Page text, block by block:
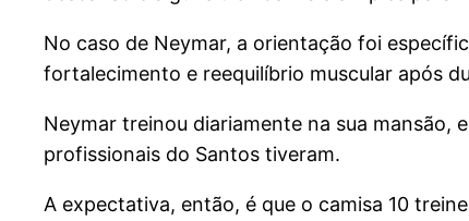
No caso de Neymar, a orientação foi
fortalecimento e reequilíbrio muscular após
Neymar treinou diariamente na sua mansão,
profissionais do Santos tiveram.
A expectativa, então, é que o camisa 10